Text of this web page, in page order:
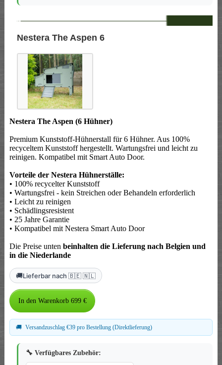
--
Nestera The Aspen 6
Nestera The Aspen (6 Hühner)
Premium Kunststoff-Hühnerstall für 6 Hühner. Aus 100%
recyceltem Kunststoff hergestellt. Wartungsfrei und leicht zu
reinigen. Kompatibel mit Smart Auto Door.
Vorteile der Nestera Hühnerställe:
• 100% recycelter Kunststoff
• Wartungsfrei - kein Streichen oder Behandeln erforderlich
• Leicht zu reinigen
• Schädlingsresistent
• 25 Jahre Garantie
• Kompatibel mit Nestera Smart Auto Door
Die Preise unten beinhalten die Lieferung nach Belgien und
in die Niederlande
🚚Lieferbar nach 🇧🇪 🇳🇱
🚚 Versandzuschlag €39 pro Bestellung (Direktlieferung)
🔧 Verfügbares Zubehör: